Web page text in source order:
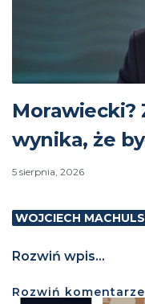
Morawiecki?
wynika, że
5 sierpnia, 2026
WOJCIECH
Rozwiń wpis...
Rozwiń